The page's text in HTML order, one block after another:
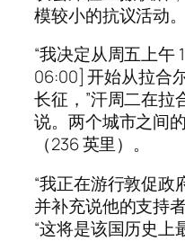
模较小的抗议活动。
“我决定从周五上午
06:00] 开始从拉合
长征，”汗周二在拉
说。两个城市之间
（236 英里）。
“我正在游行敦促政
并补充说他的支持
“这将是该国历史上